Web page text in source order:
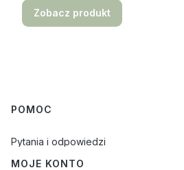
Zobacz produkt
Linki w stopce
POMOC
Pytania i odpowiedzi
MOJE KONTO